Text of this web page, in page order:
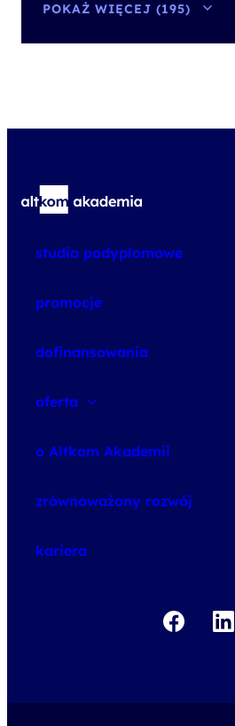
POKAŻ WIĘCEJ (195)
studia podyplomowe
promocje
dofinansowania
oferta
o Altkom Akademii
zrównoważony rozwój
kariera